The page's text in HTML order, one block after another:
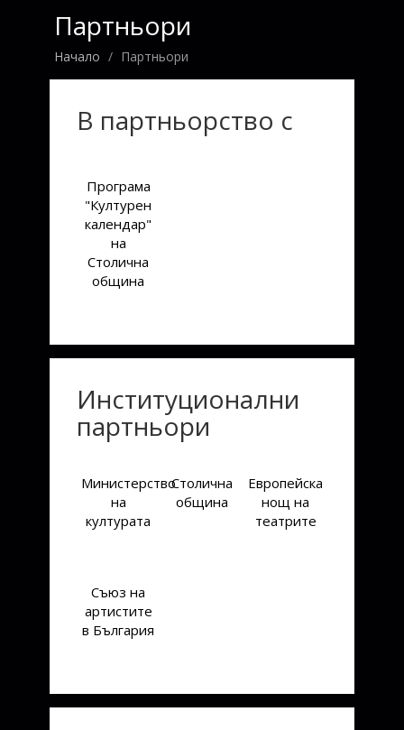
Партньори
Начало Партньори
В партньорство с
Програма
"Културен
календар"
на
Столична
община
Институционални
партньори
Министерство
на
културата
Столична
община
Европейска
нощ на
театрите
Съюз на
артистите
в България